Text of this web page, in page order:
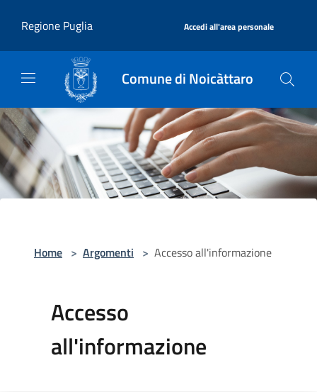
Regione Puglia
Accedi all'area personale
Comune di Noicàttaro
Home > Argomenti > Accesso all'informazione
Accesso
all'informazione